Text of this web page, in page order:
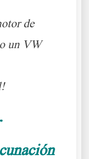
de
un VW